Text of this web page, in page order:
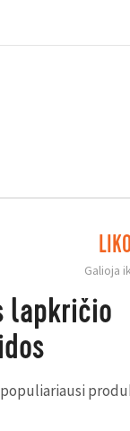
Galioja
lapkričio
populiariausi